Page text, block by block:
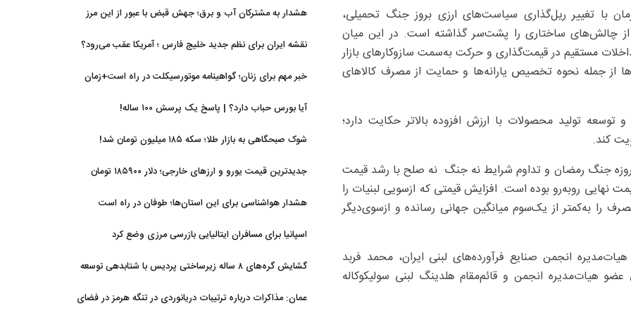
با تغییر ریل‌گذاری سیاست‌های ارزی بروز جنگ تحمیلی،
چالش‌های ساختاری را پشت‌سر گذاشته است. در این میان
مستقیم در قیمت‌گذاری و حرکت به‌سمت سازوکارهای بازار
از جمله نحوه تخصیص یارانه‌ها و حمایت از مصرف کالاهای
تولید محصولات با ارزش افزوده بالاتر حکایت دارد؛
کند.
لبنیات در سال‌های اخیر و به‌خصوص پس از جنگ۱۲‌روزه جنگ رمضان و تداوم شرایط نه جنگ نه صلح با رشد قیمت
نهایی روبه‌رو بوده است. افزایش قیمتی که ازسویی لبنیات را
را به‌کمتر از یک‌سوم میانگین جهانی رسانده و ازسوی‌دیگر
انجمن صنایع فرآورده‌های لبنی ایران، محمد فربد
هیات‌مدیره انجمن و قائم‌مقام هلدینگ لبنی سولیکوکاله
هشدار به مشترکان آب و برق؛ جهش قبض با عبور از این مرز
نقشه ایران برای نظم جدید خلیج فارس ؛ آمریکا عقب می‌رود؟
خبر مهم برای زنان؛ گواهینامه موتورسیکلت در راه است+زمان
آیا بورس حباب دارد؟ | پاسخ یک پرسش ۱۰۰ ساله!
شوک صبحگاهی به بازار طلا؛ سکه ۱۸۵ میلیون تومان شد!
جدیدترین قیمت یورو و ارزهای خارجی؛ دلار ۱۸۵۹۰۰ تومان
هشدار هواشناسی برای این استان‌ها؛ طوفان در راه است
اسپانیا برای مسافران ایتالیایی بازرسی مرزی وضع کرد
گشایش گره‌های ۸ ساله زیرساختی پردیس با شتابدهی توسعه
عمان: مذاکرات درباره ترتیبات دریانوردی در تنگه هرمز در فضای